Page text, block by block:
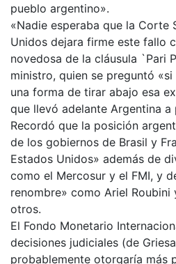
pueblo argentino».
«Nadie esperaba que la Corte
Unidos dejara firme este fallo
novedosa de la cláusula `Pari
ministro, quien se preguntó
una forma de tirar abajo esa
que llevó adelante Argentina
Recordó que la posición
de los gobiernos de Brasil y
Estados Unidos» además de
como el Mercosur y el FMI, y
renombre» como Ariel
otros.
El Fondo Monetario
decisiones judiciales (de
probablemente otorgaría más